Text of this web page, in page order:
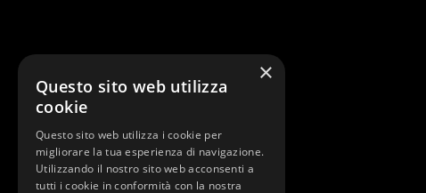
×
Questo sito web utilizza
cookie
Questo sito web utilizza i cookie per
migliorare la tua esperienza di navigazione.
Utilizzando il nostro sito web acconsenti a
tutti i cookie in conformità con la nostra